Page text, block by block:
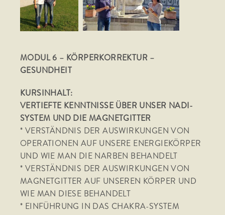
MODUL 6 – KÖRPERKORREKTUR –
GESUNDHEIT
KURSINHALT:
VERTIEFTE KENNTNISSE ÜBER UNSER NADI-
SYSTEM UND DIE MAGNETGITTER
* VERSTÄNDNIS DER AUSWIRKUNGEN VON
OPERATIONEN AUF UNSERE ENERGIEKÖRPER
UND WIE MAN DIE NARBEN BEHANDELT
* VERSTÄNDNIS DER AUSWIRKUNGEN VON
MAGNETGITTER AUF UNSEREN KÖRPER UND
WIE MAN DIESE BEHANDELT
* EINFÜHRUNG IN DAS CHAKRA-SYSTEM